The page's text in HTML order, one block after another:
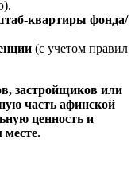
квартиры фонда/
(с учетом правил
застройщиков или
часть афинской
ценность и
месте.